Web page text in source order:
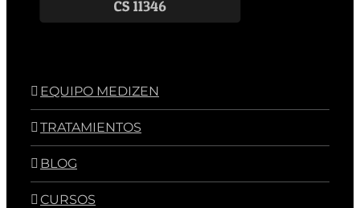
EQUIPO MEDIZEN
TRATAMIENTOS
BLOG
CURSOS